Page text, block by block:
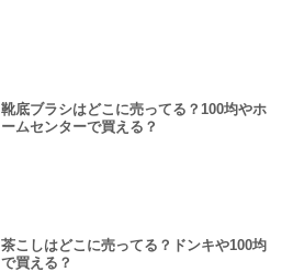
靴底ブラシはどこに売ってる？100均やホ
ームセンターで買える？
茶こしはどこに売ってる？ドンキや100均
で買える？